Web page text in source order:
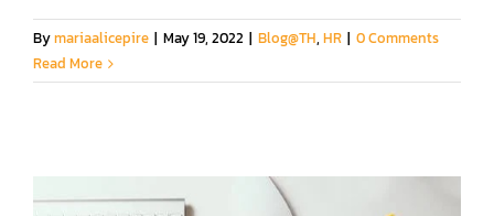
Bymariaalicepire | May 19, 2022 | Blog@TH, HR | 0 Comments
Read More